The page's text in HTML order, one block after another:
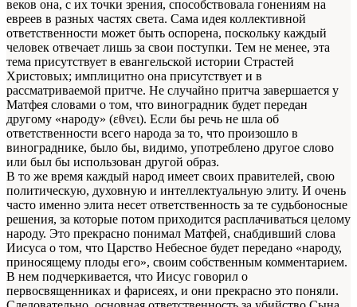
веков она, с их точки зрения, способствовала гонениям на
евреев в разных частях света. Сама идея коллективной
ответственности может быть оспорена, поскольку каждый
человек отвечает лишь за свои поступки. Тем не менее, эта
тема присутствует в евангельской истории Страстей
Христовых; имплицитно она присутствует и в
рассматриваемой притче. Не случайно притча завершается у
Матфея словами о том, что виноградник будет передан
другому «народу» (εθνει). Если бы речь не шла об
ответственности всего народа за то, что произошло в
винограднике, было бы, видимо, употреблено другое слово
или был бы использован другой образ.
В то же время каждый народ имеет своих правителей, свою
политическую, духовную и интеллектуальную элиту. И очень
часто именно элита несет ответственность за те судьбоносные
решения, за которые потом приходится расплачиваться целому
народу. Это прекрасно понимал Матфей, снабдивший слова
Иисуса о том, что Царство Небесное будет передано «народу,
приносящему плоды его», своим собственным комментарием.
В нем подчеркивается, что Иисус говорил о
первосвященниках и фарисеях, и они прекрасно это поняли.